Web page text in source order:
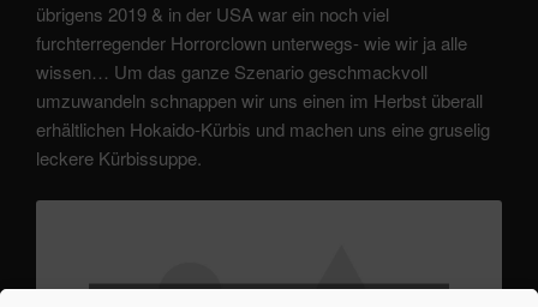
übrigens 2019 & in der USA war ein noch viel
furchterregender Horrorclown unterwegs- wie wir ja alle
wissen… Um das ganze Szenario geschmackvoll
umzuwandeln schnappen wir uns einen im Herbst überall
erhältlichen Hokaido-Kürbis und machen uns eine gruselig
leckere Kürbissuppe.